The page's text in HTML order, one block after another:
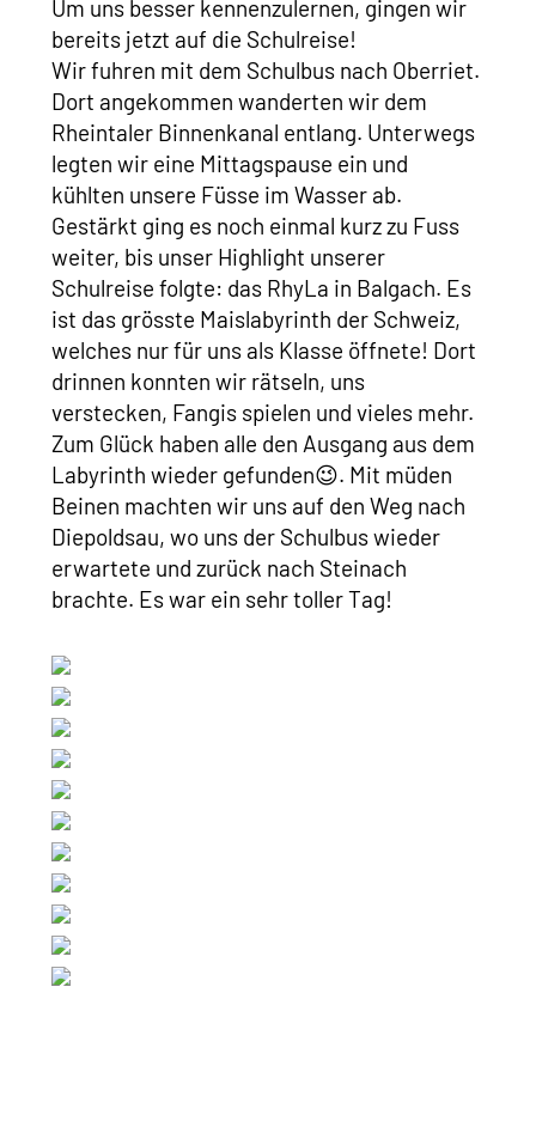
Um uns besser kennenzulernen, gingen wir
bereits jetzt auf die Schulreise!
Wir fuhren mit dem Schulbus nach Oberriet.
Dort angekommen wanderten wir dem
Rheintaler Binnenkanal entlang. Unterwegs
legten wir eine Mittagspause ein und
kühlten unsere Füsse im Wasser ab.
Gestärkt ging es noch einmal kurz zu Fuss
weiter, bis unser Highlight unserer
Schulreise folgte: das RhyLa in Balgach. Es
ist das grösste Maislabyrinth der Schweiz,
welches nur für uns als Klasse öffnete! Dort
drinnen konnten wir rätseln, uns
verstecken, Fangis spielen und vieles mehr.
Zum Glück haben alle den Ausgang aus dem
Labyrinth wieder gefunden😉. Mit müden
Beinen machten wir uns auf den Weg nach
Diepoldsau, wo uns der Schulbus wieder
erwartete und zurück nach Steinach
brachte. Es war ein sehr toller Tag!